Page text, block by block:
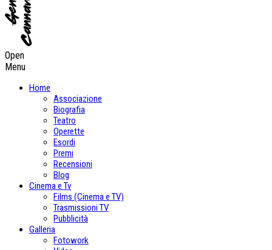
Open
Menu
Home
Associazione
Biografia
Teatro
Operette
Esordi
Premi
Recensioni
Blog
Cinema e Tv
Films (Cinema e TV)
Trasmissioni TV
Pubblicità
Galleria
Fotowork